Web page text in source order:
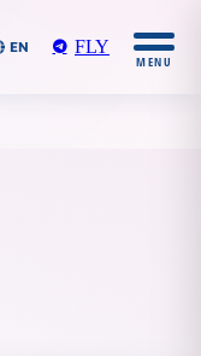
EN FLY